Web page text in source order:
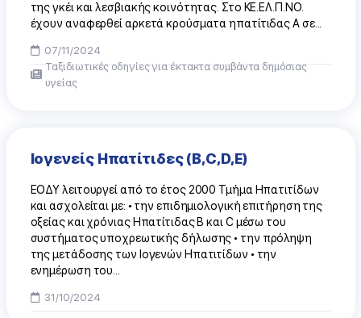
της γκέι και λεσβιακής κοινότητας. Στο ΚΕ.ΕΛ.Π.ΝΟ.
έχουν αναφερθεί αρκετά κρούσματα ηπατίτιδας Α σε...
07/11/2024
Tαξιδιωτικές οδηγίες για έκτακτα συμβάντα δημόσιας
υγείας
Ιογενείς Ηπατίτιδες (Β,C,D,E)
ΕΟΔΥ λειτουργεί από το έτος 2000 Τμήμα Ηπατιτίδων
και ασχολείται με: • την επιδημιολογική επιτήρηση της
οξείας και χρόνιας Ηπατίτιδας B και C μέσω του
συστήματος υποχρεωτικής δήλωσης • την πρόληψη
της μετάδοσης των Ιογενών Ηπατιτίδων • την
ενημέρωση του...
31/10/2024